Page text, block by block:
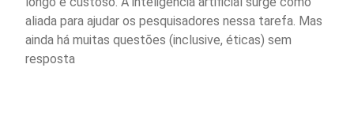
aliada para ajudar os pesquisadores nessa tarefa. Mas
ainda há muitas questões (inclusive, éticas) sem
resposta